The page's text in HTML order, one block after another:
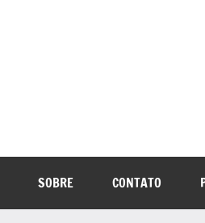
SOBRE CONTATO